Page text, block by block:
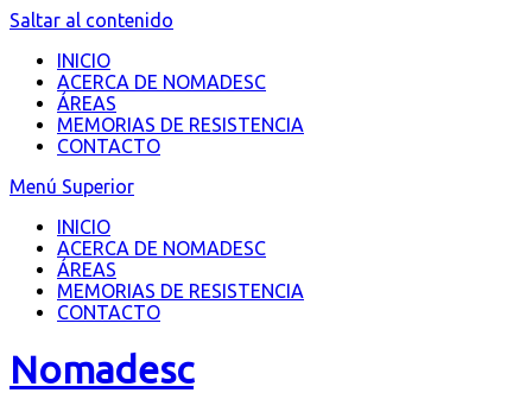
Saltar al contenido
INICIO
ACERCA DE NOMADESC
ÁREAS
MEMORIAS DE RESISTENCIA
CONTACTO
Menú Superior
INICIO
ACERCA DE NOMADESC
ÁREAS
MEMORIAS DE RESISTENCIA
CONTACTO
Nomadesc